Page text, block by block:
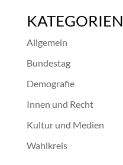
KATEGORIEN
Allgemein
Bundestag
Demografie
Innen und Recht
Kultur und Medien
Wahlkreis